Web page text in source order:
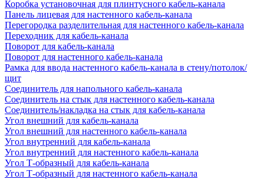
Коробка установочная для плинтусного кабель-канала
Панель лицевая для настенного кабель-канала
Перегородка разделительная для настенного кабель-канала
Переходник для кабель-канала
Поворот для кабель-канала
Поворот для настенного кабель-канала
Рамка для ввода настенного кабель-канала в стену/потолок/
щит
Соединитель для напольного кабель-канала
Соединитель на стык для настенного кабель-канала
Соединитель/накладка на стык для кабель-канала
Угол внешний для кабель-канала
Угол внешний для настенного кабель-канала
Угол внутренний для кабель-канала
Угол внутренний для настенного кабель-канала
Угол Т-образный для кабель-канала
Угол Т-образный для настенного кабель-канала